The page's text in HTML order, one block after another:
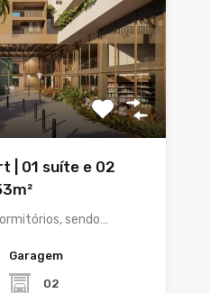
| 01 suíte e 02
sendo…
Garagem
02